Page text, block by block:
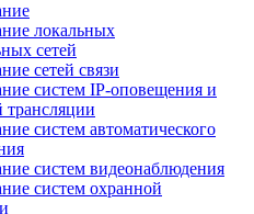
локальных
сетей
сетей связи
систем IP-оповещения и
трансляции
систем автоматического
систем видеонаблюдения
систем охранной